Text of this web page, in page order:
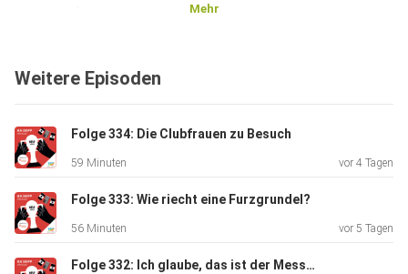
auch wieder über die Abschiede, die beim Club inzwischen
Ton am Saisonende gehören - und über einen, der einfach
keine Lust
hatte, noch ein letztes Mal so zu tun, als wäre der 1. FC
Nürnberg
ein einziger Wohlfühl-Verein. Benjamin Goller verlässt den
durch die Hintertür - verständlicherweise, oder auch nicht.
Mehr
Weitere Episoden
Folge 334: Die Clubfrauen zu Besuch
59 Minuten vor 4 Tagen
Folge 333: Wie riecht eine Furzgrundel?
56 Minuten vor 5 Tagen
Folge 332: Ich glaube, das ist der Messias